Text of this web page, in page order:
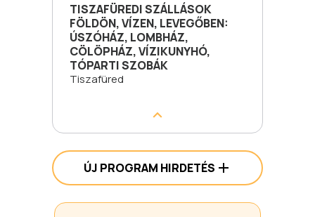
TISZAFÜREDI SZÁLLÁSOK
FÖLDÖN, VÍZEN, LEVEGŐBEN:
ÚSZÓHÁZ, LOMBHÁZ,
CÖLÖPHÁZ, VÍZIKUNYHÓ,
TÓPARTI SZOBÁK
Tiszafüred
ÚJ PROGRAM HIRDETÉS